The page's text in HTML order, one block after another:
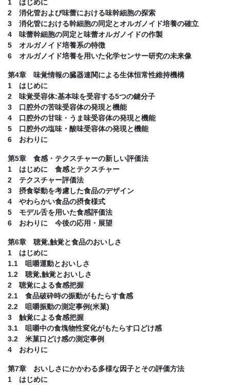
1 はじめに
2 消化管および味蕾における味幹細胞の探索
3 消化管における幹細胞の同定とオルガノイド培養の確立
4 味蕾幹細胞の同定と味蕾オルガノイドの作製
5 オルガノイド培養系の特徴
6 オルガノイド培養を用いた化学センサー研究の未来像
第4章 味覚情報の臓器連関による生体恒常性維持機構
1 はじめに
2 味覚受容体:基本味を受容する5つの鍵分子
3 口腔外の苦味受容体の発現と機能
4 口腔外の甘味・うま味受容体の発現と機能
5 口腔外の塩味・酸味受容体の発現と機能
6 おわりに
第5章 食感・テクスチャーの新しい評価法
1 はじめに 食感とテクスチャー
2 テクスチャー評価法
3 摂食挙動を考慮した食品のデザイン
4 やわらかい食品の摂食様式
5 モデル舌を用いた食感評価法
6 おわりに 今後の応用・展望
第6章 聴覚,触覚と食品のおいしさ
1 はじめに
1.1 咀嚼運動とおいしさ
1.2 聴覚,触覚とおいしさ
2 聴覚による食感把握
2.1 食品破砕時の振動がもたらす食感
2.2 咀嚼振動の測定事例(米菓)
3 触覚による食感把握
3.1 咀嚼中の食塊物性変化がもたらす口どけ感
3.2 米菓口どけ感の測定事例
4 おわりに
第7章 おいしさにかかわる多様な因子とその評価方法
1 はじめに